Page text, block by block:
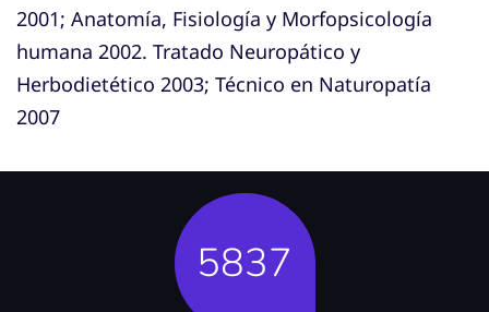
2001; Anatomía, Fisiología y Morfopsicología
humana 2002. Tratado Neuropático y
Herbodietético 2003; Técnico en Naturopatía
2007
5837